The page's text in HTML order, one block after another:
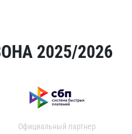
2025/2026
Официальный партнер